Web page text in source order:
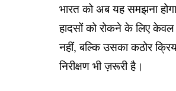
भारत को अब यह समझना
हादसों को रोकने के लिए केवल
नहीं, बल्कि उसका कठोर
निरीक्षण भी ज़रूरी है।